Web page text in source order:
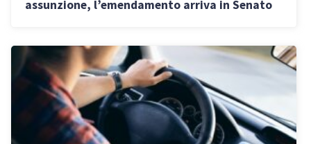
assunzione, l’emendamento arriva in Senato